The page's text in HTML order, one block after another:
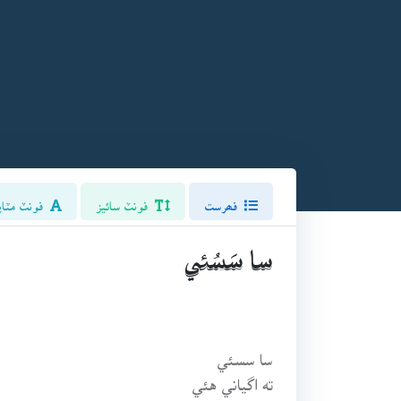
فونٽ سائيز فونٽ
سا سَسُئي
سا سسئي
ته اگياني هئي